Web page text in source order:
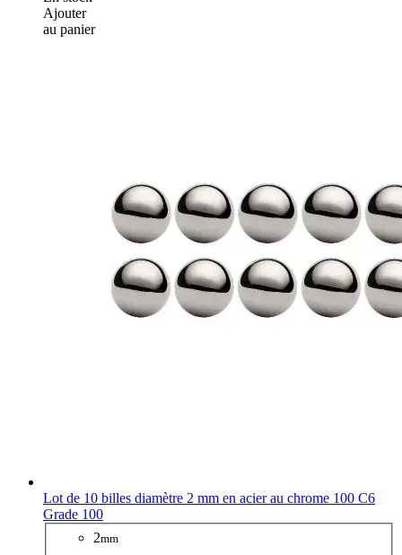
Ajouter
au panier
Lot de 10 billes diamètre 2 mm en acier au chrome 100 C6
Grade 100
2mm